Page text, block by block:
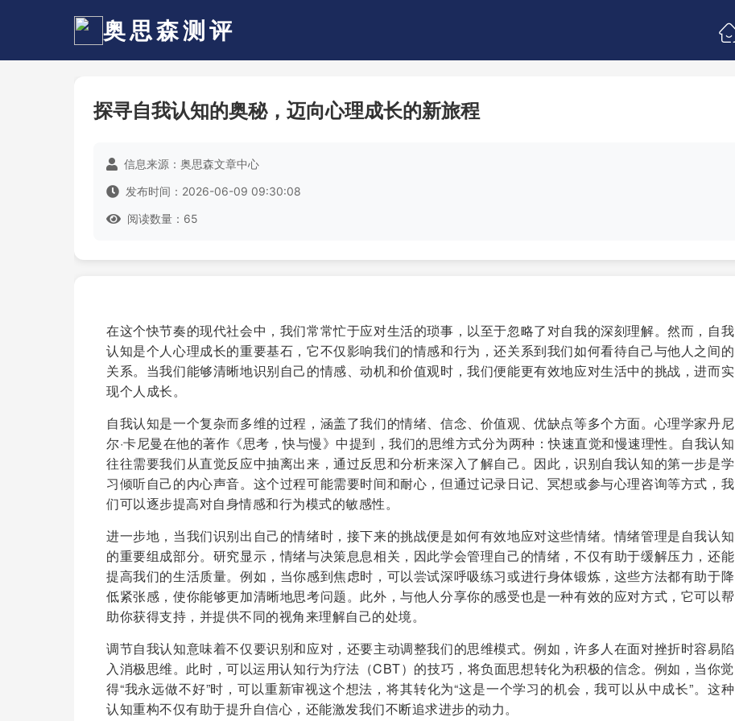
奥思森测评
探寻自我认知的奥秘，迈向心理成长的新旅程
信息来源：奥思森文章中心
发布时间：2026-06-09 09:30:08
阅读数量：65
在这个快节奏的现代社会中，我们常常忙于应对生活的琐事，以至于忽略了对自我的深刻理解。然而，自我
认知是个人心理成长的重要基石，它不仅影响我们的情感和行为，还关系到我们如何看待自己与他人之间的
关系。当我们能够清晰地识别自己的情感、动机和价值观时，我们便能更有效地应对生活中的挑战，进而实
现个人成长。
自我认知是一个复杂而多维的过程，涵盖了我们的情绪、信念、价值观、优缺点等多个方面。心理学家丹尼
尔·卡尼曼在他的著作《思考，快与慢》中提到，我们的思维方式分为两种：快速直觉和慢速理性。自我认知
往往需要我们从直觉反应中抽离出来，通过反思和分析来深入了解自己。因此，识别自我认知的第一步是学
习倾听自己的内心声音。这个过程可能需要时间和耐心，但通过记录日记、冥想或参与心理咨询等方式，我
们可以逐步提高对自身情感和行为模式的敏感性。
进一步地，当我们识别出自己的情绪时，接下来的挑战便是如何有效地应对这些情绪。情绪管理是自我认知
的重要组成部分。研究显示，情绪与决策息息相关，因此学会管理自己的情绪，不仅有助于缓解压力，还能
提高我们的生活质量。例如，当你感到焦虑时，可以尝试深呼吸练习或进行身体锻炼，这些方法都有助于降
低紧张感，使你能够更加清晰地思考问题。此外，与他人分享你的感受也是一种有效的应对方式，它可以帮
助你获得支持，并提供不同的视角来理解自己的处境。
调节自我认知意味着不仅要识别和应对，还要主动调整我们的思维模式。例如，许多人在面对挫折时容易陷
入消极思维。此时，可以运用认知行为疗法（CBT）的技巧，将负面思想转化为积极的信念。例如，当你觉
得“我永远做不好”时，可以重新审视这个想法，将其转化为“这是一个学习的机会，我可以从中成长”。这种
认知重构不仅有助于提升自信心，还能激发我们不断追求进步的动力。